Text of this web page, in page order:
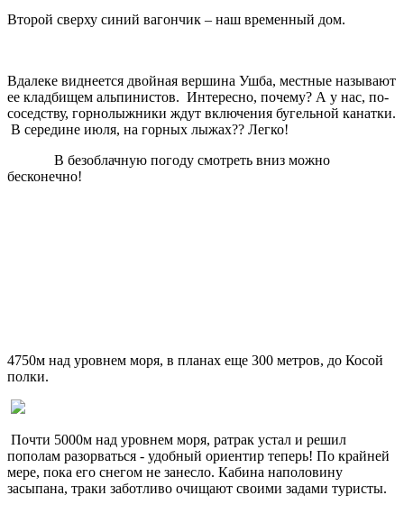
Второй сверху синий вагончик – наш временный дом.
Вдалеке виднеется двойная вершина Ушба, местные называют
ее кладбищем альпинистов. Интересно, почему? А у нас, по-
соседству, горнолыжники ждут включения бугельной канатки.
В середине июля, на горных лыжах?? Легко!
В безоблачную погоду смотреть вниз можно
бесконечно!
4750м над уровнем моря, в планах еще 300 метров, до Косой
полки.
Почти 5000м над уровнем моря, ратрак устал и решил
пополам разорваться - удобный ориентир теперь! По крайней
мере, пока его снегом не занесло. Кабина наполовину
засыпана, траки заботливо очищают своими задами туристы.